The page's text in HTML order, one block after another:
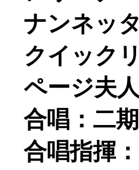
ナンネッ
クイック
ページ夫
合唱：二
合唱指揮